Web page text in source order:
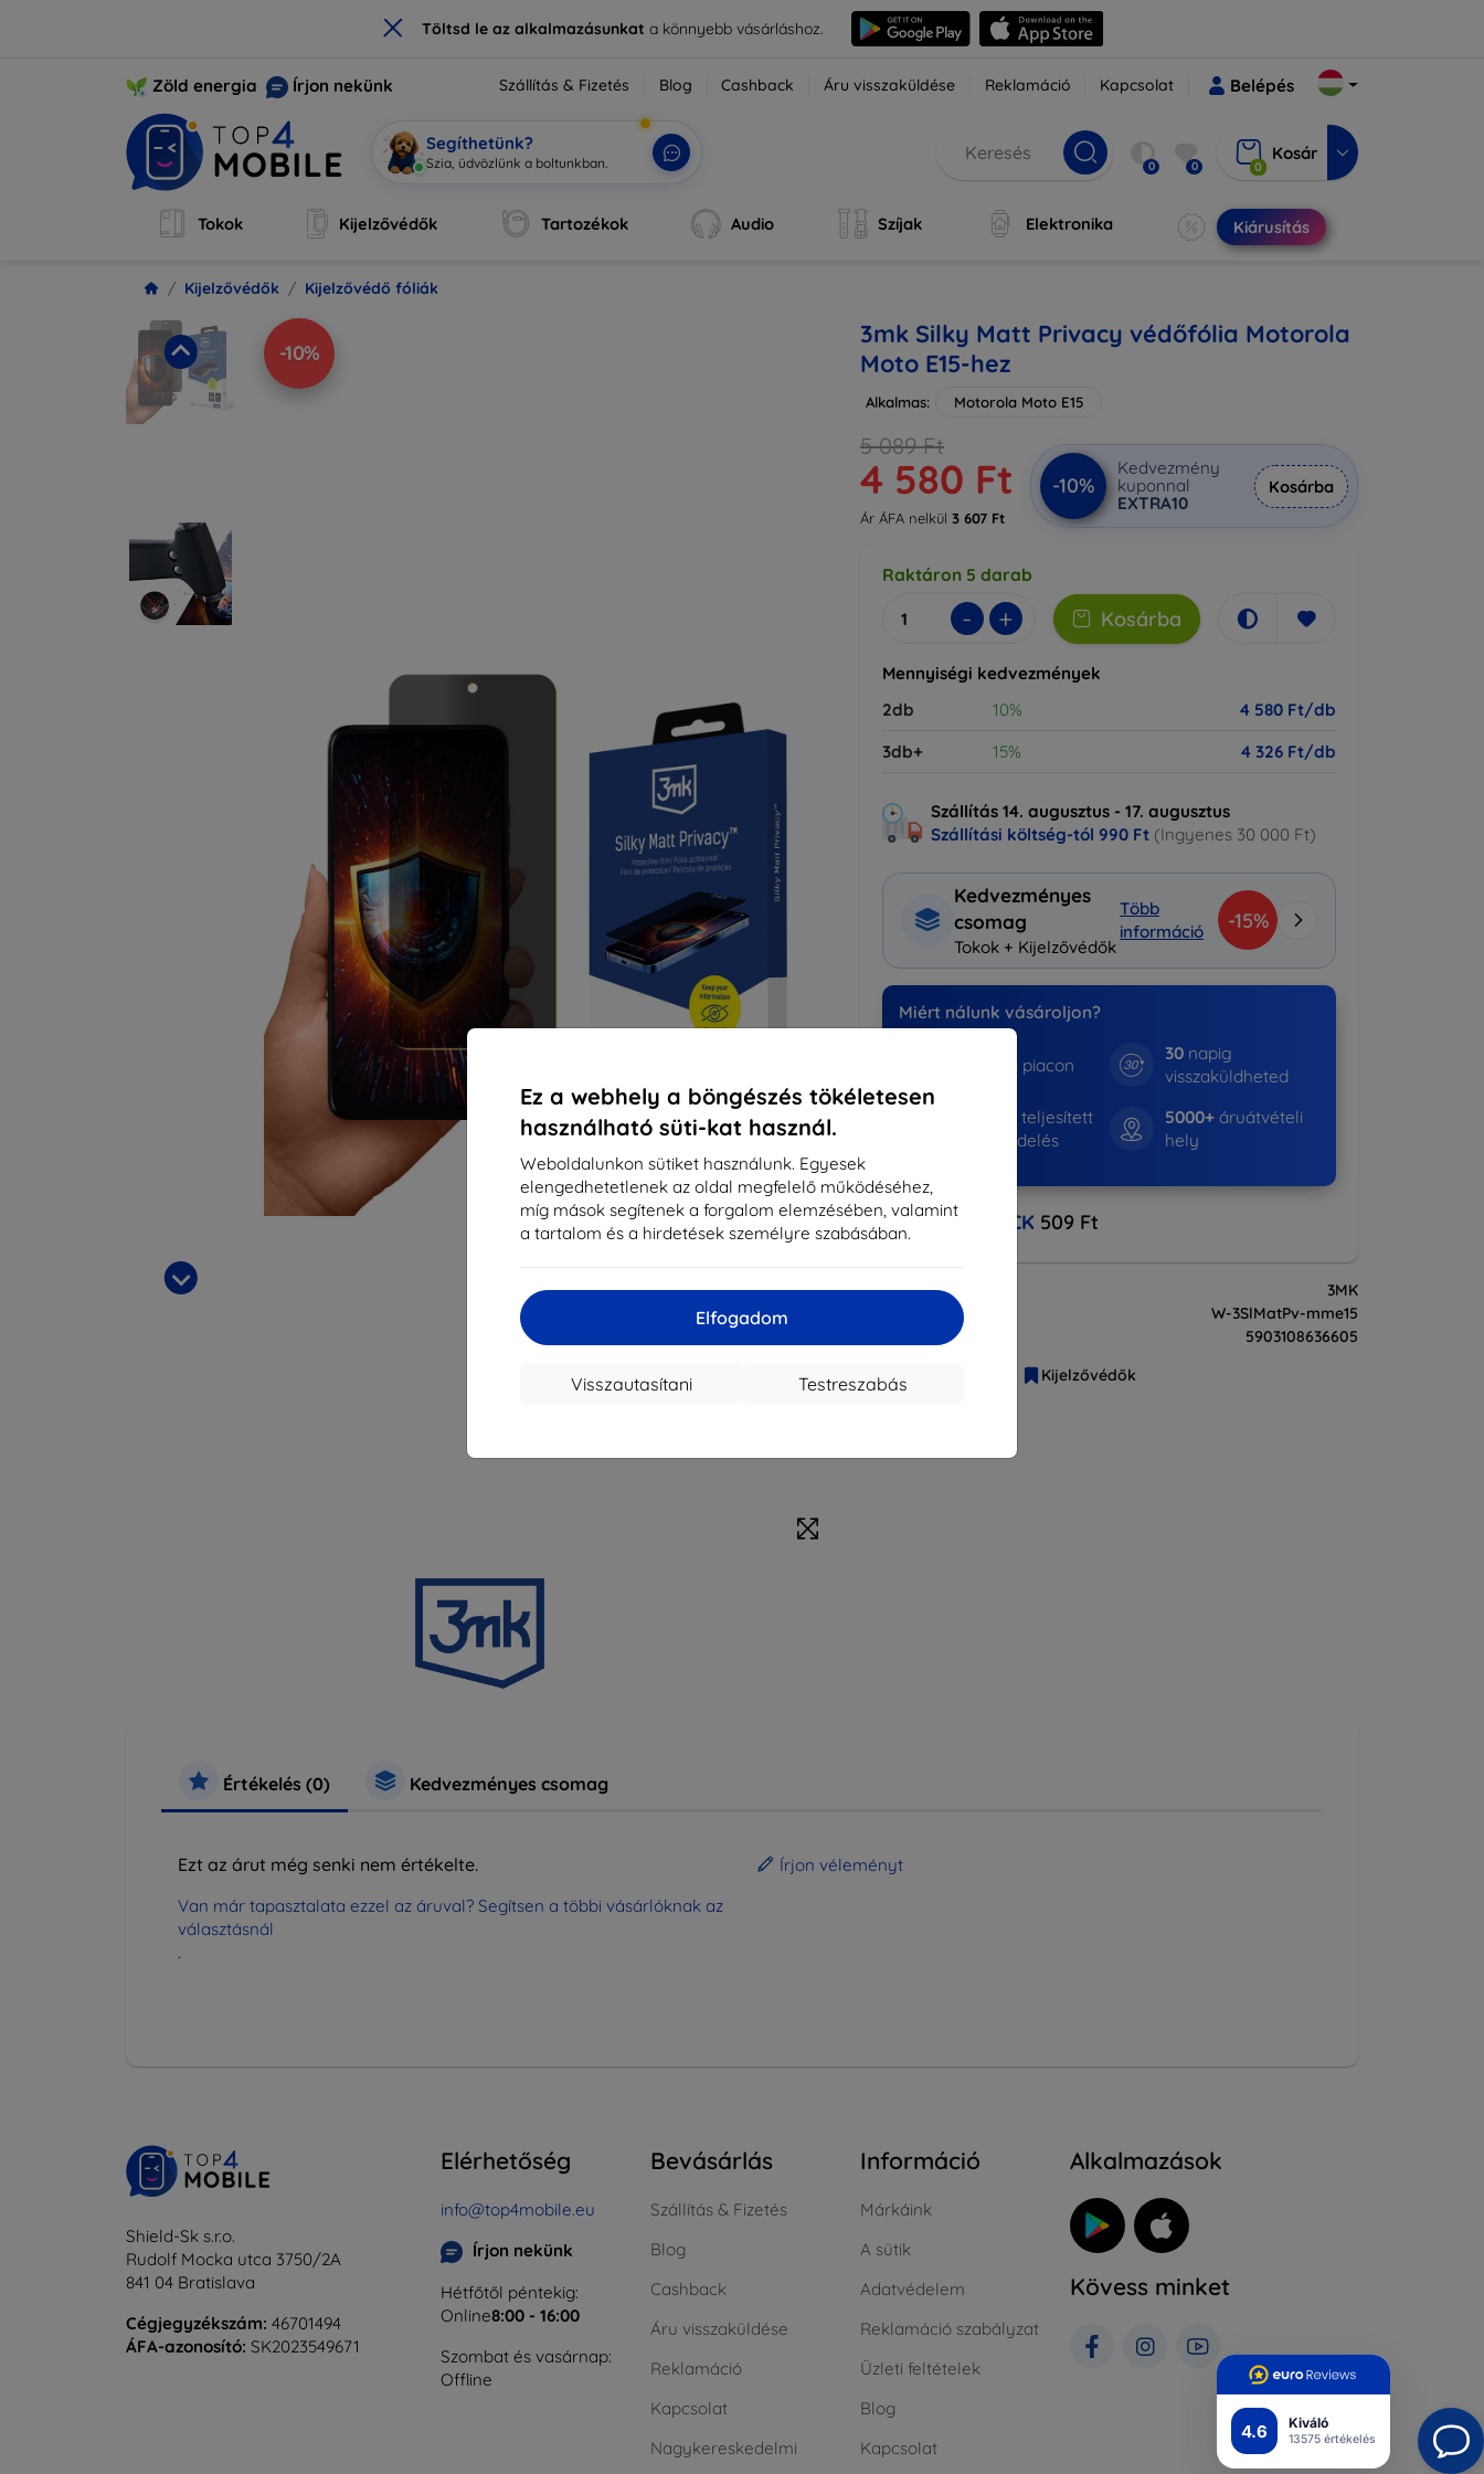
× Töltsd le az alkalmazásunkata könnyebb vásárláshoz.
4.6 Kiváló
13575 értékelés
Ez a webhely a böngészés tökéletesen
használható süti-kat használ.
Weboldalunkon sütiket használunk. Egyesek
elengedhetetlenek az oldal megfelelő működéséhez,
míg mások segítenek a forgalom elemzésében, valamint
a tartalom és a hirdetések személyre szabásában.
Elfogadom
Testreszabás
Visszautasítani
Zöld energia Írjon nekünk Szállítás & Fizetés Blog Cashback Áru visszaküldése Reklamáció Kapcsolat Belépés
Segíthetünk?
| 0 0 0
Kosár
Tokok Kijelzővédők Tartozékok Audio Szíjak Elektronika Kiárusítás
Kijelzővédők Kijelzővédő fóliák
-10%
3mk Silky Matt Privacy védőfólia Motorola
Moto E15-hez
Alkalmas: Motorola Moto E15
5 089 Ft
4 580 Ft
Ár ÁFA nelkül 3 607 Ft
-10%
Kedvezmény
kuponnal
EXTRA10
Kosárba
Raktáron 5 darab
- + Kosárba
Mennyiségi kedvezmények
2db
10%
4 580 Ft/db
3db+
15% 4 326 Ft/db
Szállítás 14. augusztus - 17. augusztus
Szállítási költség-tól 990 Ft (Ingyenes 30 000 Ft)
Kedvezményes
csomag
Tokok + Kijelzővédők
Több
információ
-15%
Miért nálunk vásároljon?
éve a piacon
30napig
visszaküldheted
teljesített
megrendelés
5000+áruátvételi
hely
CASHBACK 509 Ft
Márka
3MK
Gyártói cikkszám
W-3SlMatPv-mme15
5903108636605
Kijelzővédő fóliák
Kijelzővédők
Értékelés (0) Kedvezményes csomag
Ezt az árut még senki nem értékelte.
Van már tapasztalata ezzel az áruval? Segítsen a többi vásárlóknak az
választásnál
.
Írjon véleményt
Shield-Sk s.r.o.
Rudolf Mocka utca 3750/2A
841 04 Bratislava
Cégjegyzékszám: 46701494
ÁFA-azonosító: SK2023549671
Elérhetőség
info@top4mobile.eu
Írjon nekünk
Hétfőtől péntekig:
Online8:00 - 16:00
Szombat és vasárnap:
Offline
Bevásárlás
Szállítás & Fizetés
Blog
Cashback
Áru visszaküldése
Reklamáció
Kapcsolat
Nagykereskedelmi
Információ
Márkáink
A sütik
Adatvédelem
Reklamáció szabályzat
Üzleti feltételek
Blog
Kapcsolat
Alkalmazások
Kövess minket